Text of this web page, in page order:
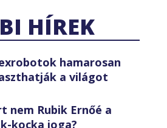
HÍREK
hamarosan
a világot
nem Rubik Ernőé a
kocka joga?